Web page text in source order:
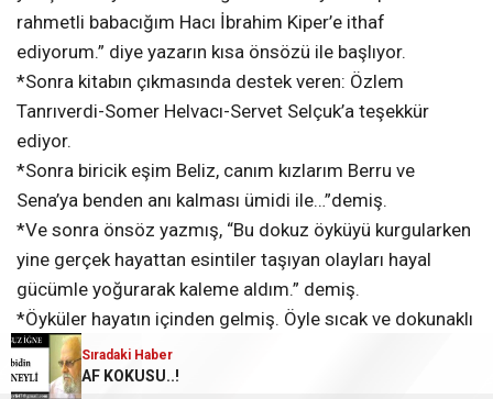
Sıradaki Haber
DOKUZ+1
rahmetli babacığım Hacı İbrahim Kiper’e ithaf
ediyorum.” diye yazarın kısa önsözü ile başlıyor.
*Sonra kitabın çıkmasında destek veren: Özlem
Tanrıverdi-Somer Helvacı-Servet Selçuk’a teşekkür
ediyor.
*Sonra biricik eşim Beliz, canım kızlarım Berru ve
Sena’ya benden anı kalması ümidi ile…”demiş.
*Ve sonra önsöz yazmış, “Bu dokuz öyküyü kurgularken
yine gerçek hayattan esintiler taşıyan olayları hayal
gücümle yoğurarak kaleme aldım.” demiş.
*Öyküler hayatın içinden gelmiş. Öyle sıcak ve dokunaklı
ki okuyucuyu başka alemlere götürüyor.
*Şiir/öykü ve roman yazarı olarak edebiyatımızda yerini
Sıradaki Haber
AF KOKUSU..!